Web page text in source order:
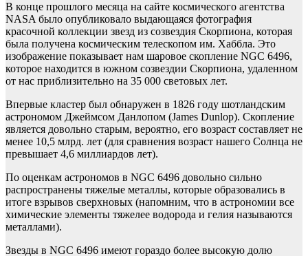
В конце прошлого месяца на сайте космического агентства
NASA было опубликовало выдающаяся фотография
красочной коллекции звезд из созвездия Скорпиона, которая
была получена космическим телескопом им. Хаббла. Это
изображение показывает нам шаровое скопление NGC 6496,
которое находится в южном созвездии Скорпиона, удаленном
от нас приблизительно на 35 000 световых лет.
Впервые кластер был обнаружен в 1826 году шотландским
астрономом Джеймсом Данлопом (James Dunlop). Скопление
является довольно старым, вероятно, его возраст составляет не
менее 10,5 млрд. лет (для сравнения возраст нашего Солнца не
превышает 4,6 миллиардов лет).
По оценкам астрономов в NGC 6496 довольно сильно
распространены тяжелые металлы, которые образовались в
итоге взрывов сверхновых (напомним, что в астрономии все
химические элементы тяжелее водорода и гелия называются
металлами).
Звезды в NGC 6496 имеют гораздо более высокую долю